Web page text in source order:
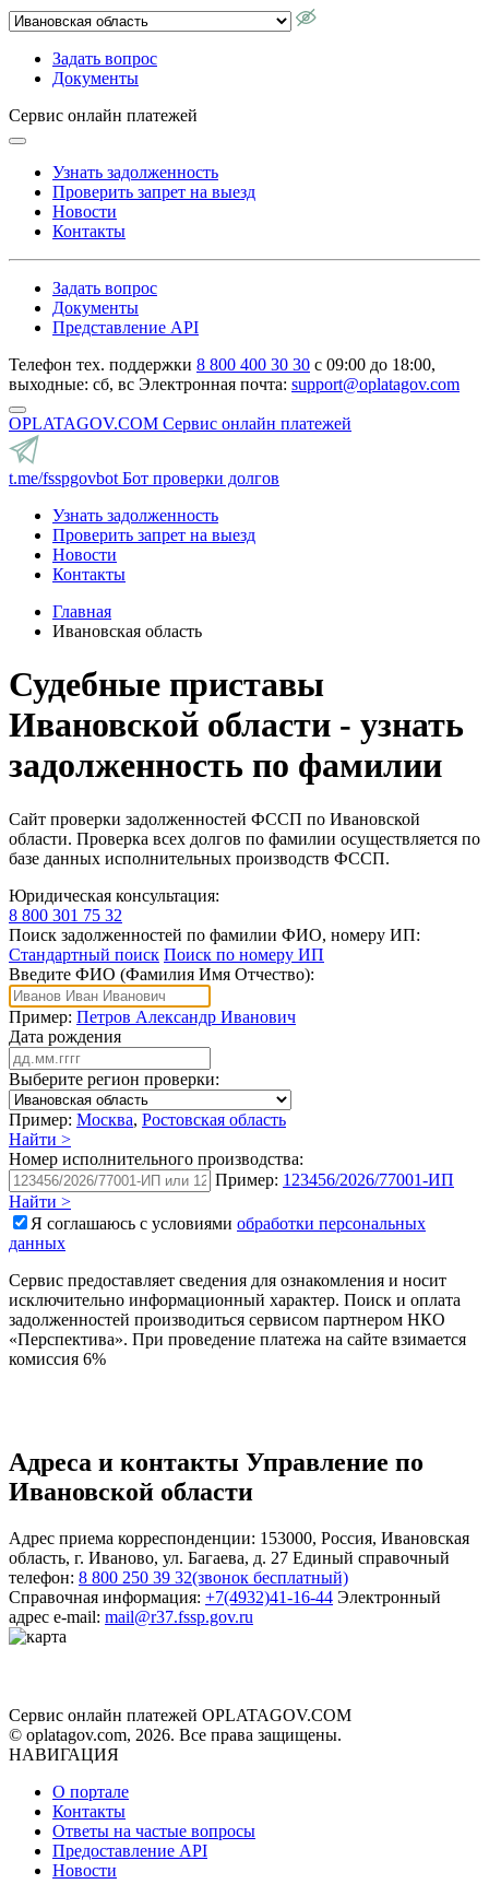
Задать вопрос
Документы
Сервис онлайн платежей
Узнать задолженность
Проверить запрет на выезд
Новости
Контакты
Задать вопрос
Документы
Представление API
Телефон тех. поддержки 8 800 400 30 30 с 09:00 до 18:00,
выходные: сб, вс Электронная почта: support@oplatagov.com
OPLATAGOV.COM Сервис онлайн платежей
t.me/fsspgovbot Бот проверки долгов
Узнать задолженность
Проверить запрет на выезд
Новости
Контакты
Главная
Ивановская область
Судебные приставы
Ивановской области - узнать
задолженность по фамилии
Cайт проверки задолженностей ФССП по Ивановской
области. Проверка всех долгов по фамилии осуществляется по
базе данных исполнительных производств ФССП.
Юридическая консультация:
8 800 301 75 32
Поиск задолженностей по фамилии ФИО, номеру ИП:
Стандартный поиск Поиск по номеру ИП
Введите ФИО (Фамилия Имя Отчество):
Пример: Петров Александр Иванович
Дата рождения
Выберите регион проверки:
Пример: Москва, Ростовская область
Найти >
Номер исполнительного производства:
Пример: 123456/2026/77001-ИП
Найти >
Я соглашаюсь с условиями обработки персональных
данных
Сервис предоставляет сведения для ознакомления и носит
исключительно информационный характер. Поиск и оплата
задолженностей производиться сервисом партнером НКО
«Перспектива». При проведение платежа на сайте взимается
комиссия 6%
Адреса и контакты Управление по
Ивановской области
Адрес приема корреспонденции: 153000, Россия, Ивановская
область, г. Иваново, ул. Багаева, д. 27 Единый справочный
телефон: 8 800 250 39 32(звонок бесплатный)
Справочная информация: +7(4932)41-16-44 Электронный
адрес e-mail: mail@r37.fssp.gov.ru
Сервис онлайн платежей OPLATAGOV.COM
© oplatagov.com, 2026. Все права защищены.
НАВИГАЦИЯ
О портале
Контакты
Ответы на частые вопросы
Предоставление API
Новости